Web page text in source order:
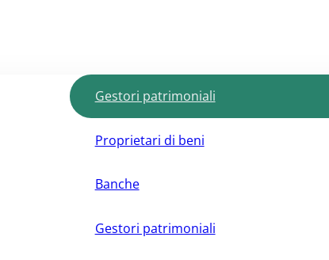
Gestori patrimoniali
Proprietari di beni
Banche
Gestori patrimoniali